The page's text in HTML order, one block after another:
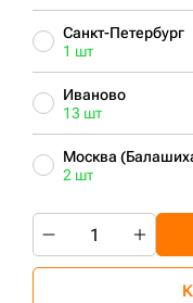
Санкт-Петербург
1 шт
Иваново
13 шт
Москва
2 шт